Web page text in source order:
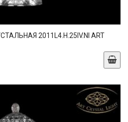
2011L4.H.25IV.NI ART